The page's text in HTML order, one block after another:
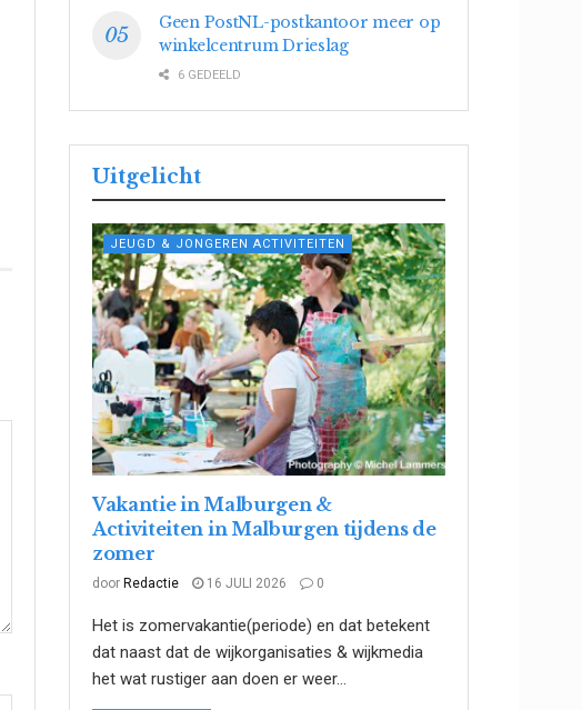
Geen PostNL-postkantoor meer op
winkelcentrum Drieslag
6 GEDEELD
Uitgelicht
JEUGD & JONGEREN ACTIVITEITEN
Vakantie in Malburgen &
Activiteiten in Malburgen tijdens de
zomer
door Redactie 16 JULI 2026 0
Het is zomervakantie(periode) en dat betekent
dat naast dat de wijkorganisaties & wijkmedia
het wat rustiger aan doen er weer...